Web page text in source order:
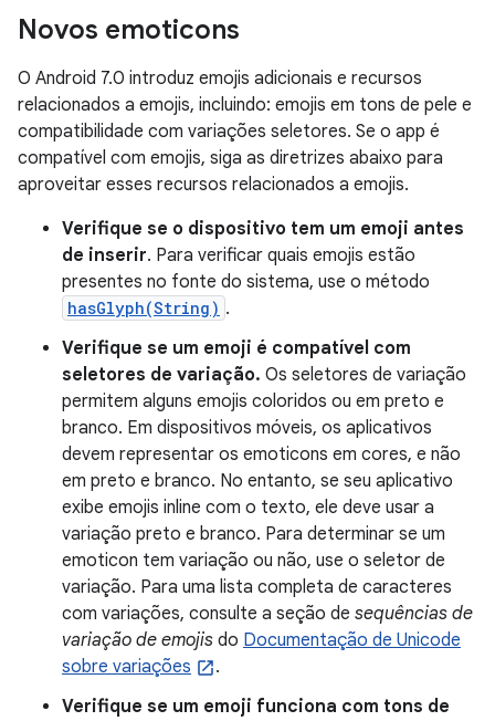
Novos emoticons
O Android 7.0 introduz emojis adicionais e recursos
relacionados a emojis, incluindo: emojis em tons de pele e
compatibilidade com variações seletores. Se o app é
compatível com emojis, siga as diretrizes abaixo para
aproveitar esses recursos relacionados a emojis.
Verifique se o dispositivo tem um emoji antes
de inserir. Para verificar quais emojis estão
presentes no fonte do sistema, use o método
hasGlyph(String) .
Verifique se um emoji é compatível com
seletores de variação. Os seletores de variação
permitem alguns emojis coloridos ou em preto e
branco. Em dispositivos móveis, os aplicativos
devem representar os emoticons em cores, e não
em preto e branco. No entanto, se seu aplicativo
exibe emojis inline com o texto, ele deve usar a
variação preto e branco. Para determinar se um
emoticon tem variação ou não, use o seletor de
variação. Para uma lista completa de caracteres
com variações, consulte a seção de sequências de
variação de emojis do Documentação de Unicode
sobre variações
.
Verifique se um emoji funciona com tons de